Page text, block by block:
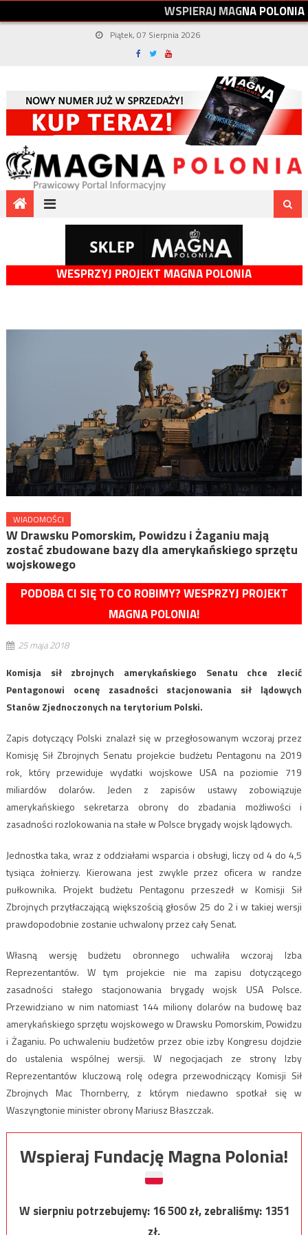
WSPIERAJMAGNAPOLONIA
Piątek, 07 Sierpnia 2026
WESPRZYJ PROJEKT MAGNA POLONIA
WIADOMOŚCI
W Drawsku Pomorskim, Powidzu i Żaganiu mają
zostać zbudowane bazy dla amerykańskiego sprzętu
wojskowego
PODOBA CI SIĘ TO CO ROBIMY? WESPRZYJ PROJEKT
MAGNA POLONIA!
25 maja 2018
Komisja sił zbrojnych amerykańskiego Senatu chce zlecić
Pentagonowi ocenę zasadności stacjonowania sił lądowych
Stanów Zjednoczonych na terytorium Polski.
Zapis dotyczący Polski znalazł się w przegłosowanym wczoraj przez
Komisję Sił Zbrojnych Senatu projekcie budżetu Pentagonu na 2019
rok, który przewiduje wydatki wojskowe USA na poziomie 719
miliardów dolarów. Jeden z zapisów ustawy zobowiązuje
amerykańskiego sekretarza obrony do zbadania możliwości i
zasadności rozlokowania na stałe w Polsce brygady wojsk lądowych.
Jednostka taka, wraz z oddziałami wsparcia i obsługi, liczy od 4 do 4,5
tysiąca żołnierzy. Kierowana jest zwykle przez oficera w randze
pułkownika. Projekt budżetu Pentagonu przeszedł w Komisji Sił
Zbrojnych przytłaczającą większością głosów 25 do 2 i w takiej wersji
prawdopodobnie zostanie uchwalony przez cały Senat.
Własną wersję budżetu obronnego uchwaliła wczoraj Izba
Reprezentantów. W tym projekcie nie ma zapisu dotyczącego
zasadności stałego stacjonowania brygady wojsk USA Polsce.
Przewidziano w nim natomiast 144 miliony dolarów na budowę baz
amerykańskiego sprzętu wojskowego w Drawsku Pomorskim, Powidzu
i Żaganiu. Po uchwaleniu budżetów przez obie izby Kongresu dojdzie
do ustalenia wspólnej wersji. W negocjacjach ze strony Izby
Reprezentantów kluczową rolę odegra przewodniczący Komisji Sił
Zbrojnych Mac Thornberry, z którym niedawno spotkał się w
Waszyngtonie minister obrony Mariusz Błaszczak.
Wspieraj Fundację Magna Polonia!
W sierpniu potrzebujemy:16 500zł, zebraliśmy:1351
zł.